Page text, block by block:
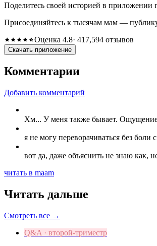
Поделитесь своей историей в приложении
Присоединяйтесь к тысячам мам —
Оценка 4.8· 417,594 отзывов
Скачать приложение
Комментарии
Добавить комментарий
Хм... У меня также бывает. Ощущение,
я не могу переворачиваться без боли
вот да, даже объяснить не знаю как,
читать в maam
Читать дальше
Смотреть все →
Q&A · второй-триместр